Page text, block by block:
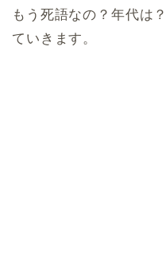
もう死語なの？年代は
ていきます。